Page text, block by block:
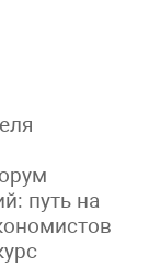
путь на